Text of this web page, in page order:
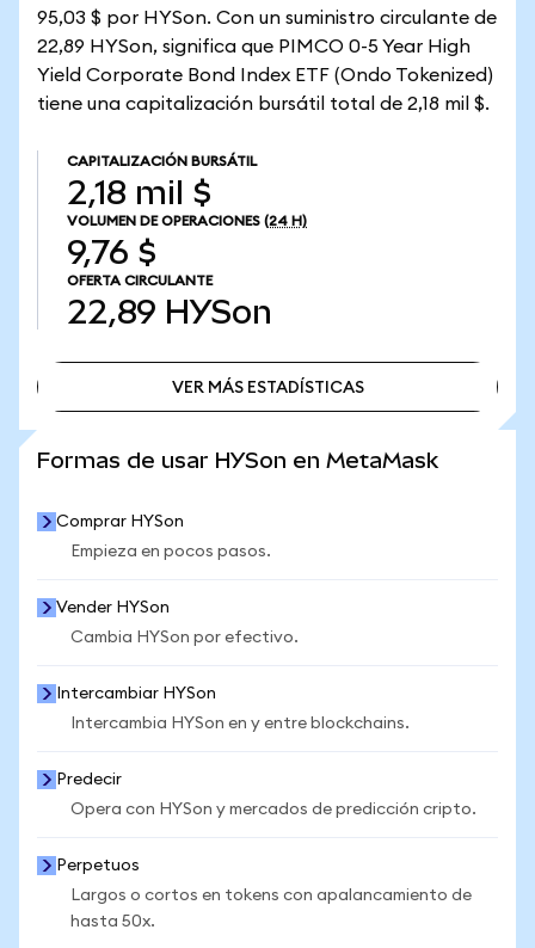
95,03 $ por HYSon. Con un suministro circulante de
22,89 HYSon, significa que PIMCO 0-5 Year High
Yield Corporate Bond Index ETF (Ondo Tokenized)
tiene una capitalización bursátil total de 2,18 mil $.
CAPITALIZACIÓN BURSÁTIL
2,18 mil $
VOLUMEN DE OPERACIONES (24 H)
9,76 $
OFERTA CIRCULANTE
22,89 HYSon
VER MÁS ESTADÍSTICAS
Formas de usar HYSon en MetaMask
Comprar HYSon
Empieza en pocos pasos.
Vender HYSon
Cambia HYSon por efectivo.
Intercambiar HYSon
Intercambia HYSon en y entre blockchains.
Predecir
Opera con HYSon y mercados de predicción cripto.
Perpetuos
Largos o cortos en tokens con apalancamiento de
hasta 50x.